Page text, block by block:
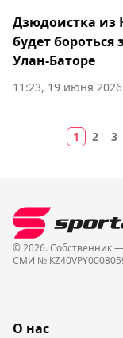
Дзюдоистка из
будет бороться
Улан-Баторе
11:23, 19 июня 2026
1 2 3
© 2026. Собственник
СМИ №
О нас